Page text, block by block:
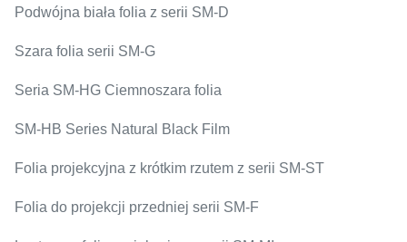
Podwójna biała folia z serii SM-D
Szara folia serii SM-G
Seria SM-HG Ciemnoszara folia
SM-HB Series Natural Black Film
Folia projekcyjna z krótkim rzutem z serii SM-ST
Folia do projekcji przedniej serii SM-F